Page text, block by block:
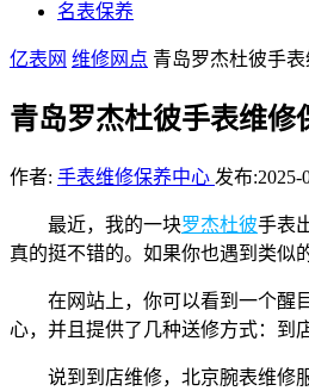
名表保养
亿表网 维修网点 青岛罗杰杜彼手
青岛罗杰杜彼手表维修
作者: 手表维修保养中心 发布:2025-
最近，我的一块罗杰杜彼手表
真的挺不错的。如果你也遇到类似
在网站上，你可以看到一个醒
心，并且提供了几种送修方式：到
说到到店维修，北京腕表维修